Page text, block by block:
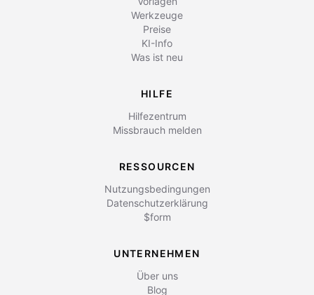
Werkzeuge
Preise
KI-Info
Was ist neu
HILFE
Hilfezentrum
Missbrauch melden
RESSOURCEN
Nutzungsbedingungen
Datenschutzerklärung
$form
UNTERNEHMEN
Über uns
Blog